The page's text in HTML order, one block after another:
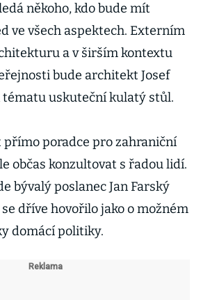
někoho, kdo bude mít
ve všech aspektech. Externím
a v širším kontextu
bude architekt Josef
tématu uskuteční kulatý stůl.
přímo poradce pro zahraniční
občas konzultovat s řadou lidí.
bývalý poslanec Jan Farský
dříve hovořilo jako o možném
domácí politiky.